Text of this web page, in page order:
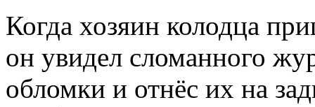
Когда хозяин колодца
он увидел сломанного
обломки и отнёс их на